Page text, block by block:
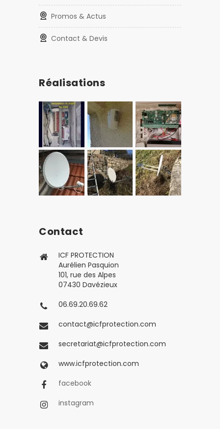
Promos & Actus
Contact & Devis
Réalisations
Contact
ICF PROTECTION
Aurélien Pasquion
101, rue des Alpes
07430 Davézieux
06.69.20.69.62
contact@icfprotection.com
secretariat@icfprotection.com
www.icfprotection.com
facebook
instagram